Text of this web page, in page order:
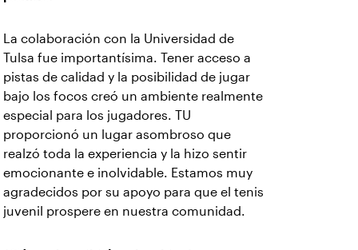
La colaboración con la Universidad de
Tulsa fue importantísima. Tener acceso a
pistas de calidad y la posibilidad de jugar
bajo los focos creó un ambiente realmente
especial para los jugadores. TU
proporcionó un lugar asombroso que
realzó toda la experiencia y la hizo sentir
emocionante e inolvidable. Estamos muy
agradecidos por su apoyo para que el tenis
juvenil prospere en nuestra comunidad.